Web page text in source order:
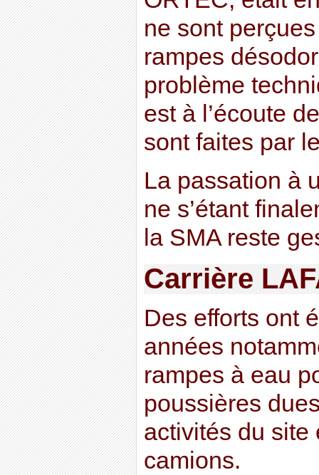
ne sont
rampes
problème
est à l’écoute
sont faites par
La passation à
ne s’étant
la SMA reste
Carrière
Des efforts ont
années
rampes à eau
poussières
activités du site
camions.